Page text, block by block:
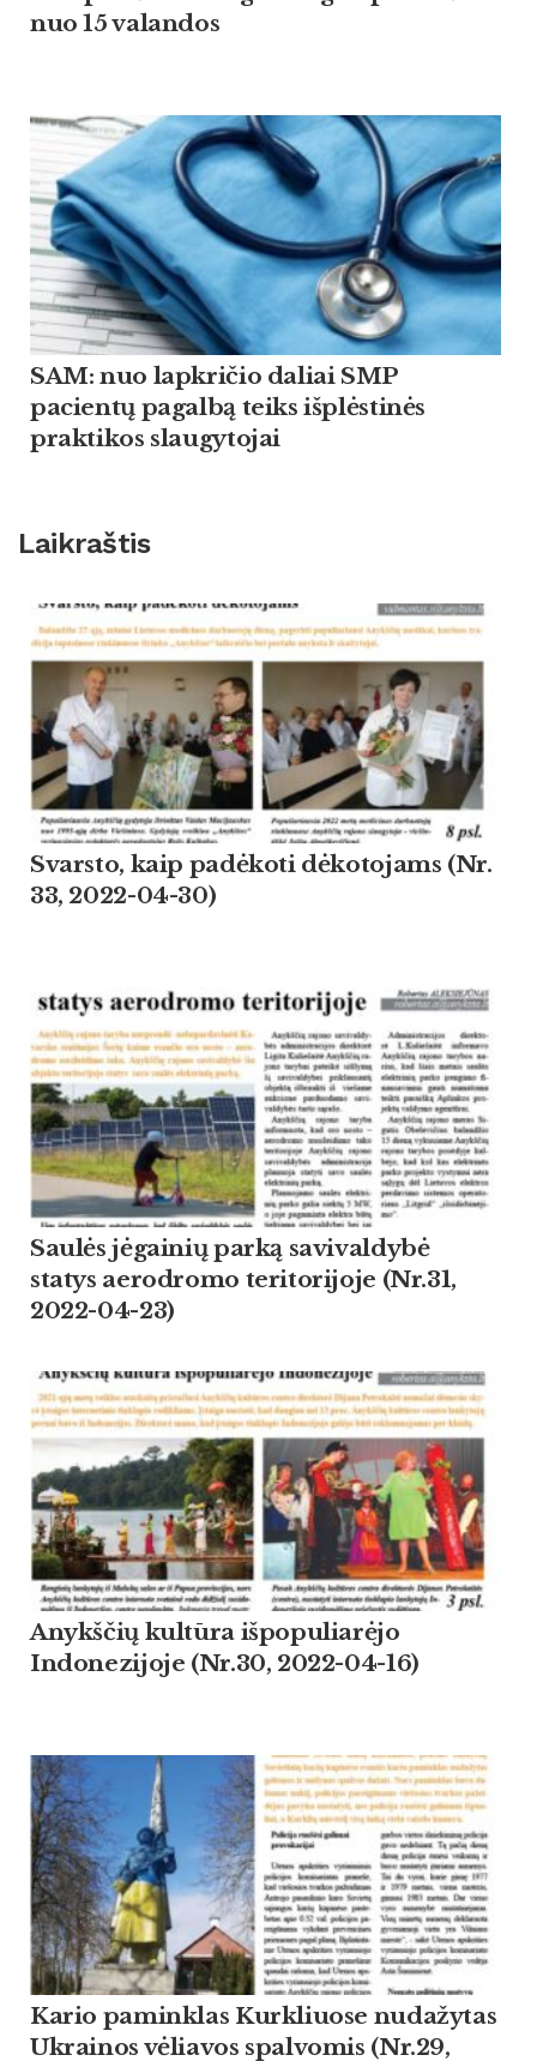
nuo 15 valandos
SAM: nuo lapkričio daliai SMP
pacientų pagalbą teiks išplėstinės
praktikos slaugytojai
Laikraštis
Svarsto, kaip padėkoti dėkotojams (Nr.
33, 2022-04-30)
Saulės jėgainių parką savivaldybė
statys aerodromo teritorijoje (Nr.31,
2022-04-23)
Anykščių kultūra išpopuliarėjo
Indonezijoje (Nr.30, 2022-04-16)
Kario paminklas Kurkliuose nudažytas
Ukrainos vėliavos spalvomis (Nr.29,